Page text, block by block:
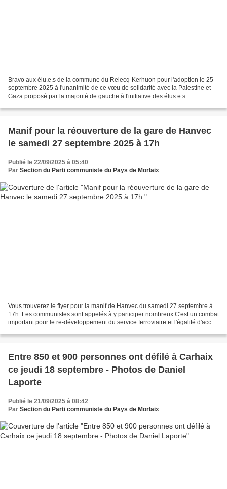
Bravo aux élu.e.s de la commune du Relecq-Kerhuon pour l'adoption le 25
septembre 2025 à l'unanimité de ce vœu de solidarité avec la Palestine et
Gaza proposé par la majorité de gauche à l'initiative des élus.e.s
Manif pour la réouverture de la gare de Hanvec
le samedi 27 septembre 2025 à 17h
Publié le 22/09/2025 à 05:40
Par Section du Parti communiste du Pays de Morlaix
Vous trouverez le flyer pour la manif de Hanvec du samedi 27 septembre à
17h. Les communistes sont appelés à y participer nombreux C'est un combat
important pour le re-développement du service ferroviaire et l'égalité d'accès
Entre 850 et 900 personnes ont défilé à Carhaix
ce jeudi 18 septembre - Photos de Daniel
Laporte
Publié le 21/09/2025 à 08:42
Par Section du Parti communiste du Pays de Morlaix